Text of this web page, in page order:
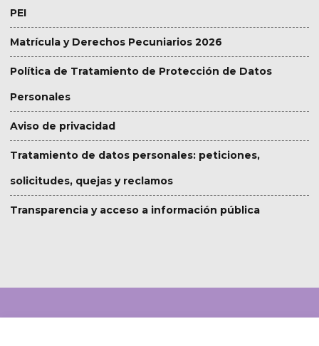
PEI
Matrícula y Derechos Pecuniarios 2026
Política de Tratamiento de Protección de Datos
Personales
Aviso de privacidad
Tratamiento de datos personales: peticiones,
solicitudes, quejas y reclamos
Transparencia y acceso a información pública